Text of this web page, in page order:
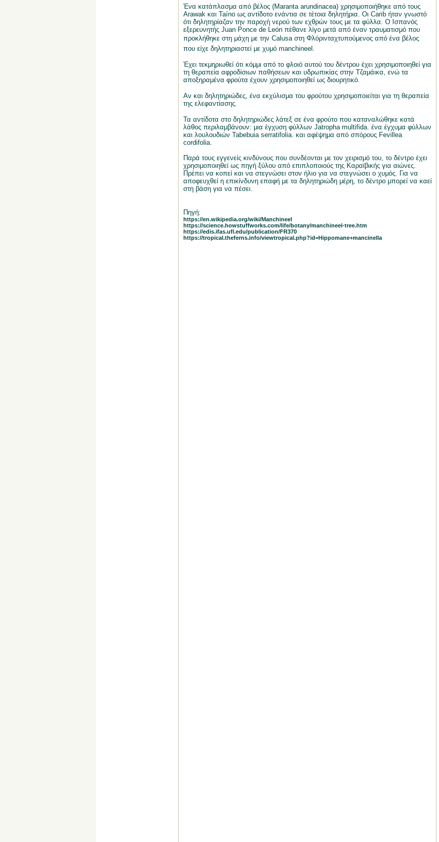
Ένα κατάπλασμα από βέλος (Maranta arundinacea) χρησιμοποιήθηκε από τους
Arawak και Taíno ως αντίδοτο ενάντια σε τέτοια δηλητήρια. Οι Carib ήταν γνωστό
ότι δηλητηρίαζαν την παροχή νερού των εχθρών τους με τα φύλλα. Ο Ισπανός
εξερευνητής Juan Ponce de León πέθανε λίγο μετά από έναν τραυματισμό που
προκλήθηκε στη μάχη με την Calusa στη Φλόρινταχτυπούμενος από ένα βέλος
που είχε δηλητηριαστεί με χυμό manchineel.
Έχει τεκμηριωθεί ότι κόμμι από το φλοιό αυτού του δέντρου έχει χρησιμοποιηθεί για
τη θεραπεία αφροδίσιων παθήσεων και υδρωπικίας στην Τζαμάικα, ενώ τα
αποξηραμένα φρούτα έχουν χρησιμοποιηθεί ως διουρητικό.
Αν και δηλητηριώδες, ένα εκχύλισμα του φρούτου χρησιμοποιείται για τη θεραπεία
της ελεφαντίασης.
Τα αντίδοτα στο δηλητηριώδες λάτεξ σε ένα φρούτο που καταναλώθηκε κατά
λάθος περιλαμβάνουν: μια έγχυση φύλλων Jatropha multifida. ένα έγχυμα φύλλων
και λουλουδιών Tabebuia serratifolia. και αφέψημα από σπόρους Fevillea
cordifolia.
Παρά τους εγγενείς κινδύνους που συνδέονται με τον χειρισμό του, το δέντρο έχει
χρησιμοποιηθεί ως πηγή ξύλου από επιπλοποιούς της Καραϊβικής για αιώνες.
Πρέπει να κοπεί και να στεγνώσει στον ήλιο για να στεγνώσει ο χυμός. Για να
αποφευχθεί η επικίνδυνη επαφή με τα δηλητηριώδη μέρη, το δέντρο μπορεί να καεί
στη βάση για να πέσει.
Πηγή:
https://en.wikipedia.org/wiki/Manchineel
https://science.howstuffworks.com/life/botany/manchineel-tree.htm
https://edis.ifas.ufl.edu/publication/FR370
https://tropical.theferns.info/viewtropical.php?id=Hippomane+mancinella